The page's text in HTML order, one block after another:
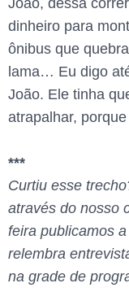
João, dessa
dinheiro para
ônibus que
lama… Eu digo
João. Ele tinha
atrapalhar,
***
Curtiu esse
através do nosso
feira publicamos
relembra
na grade de